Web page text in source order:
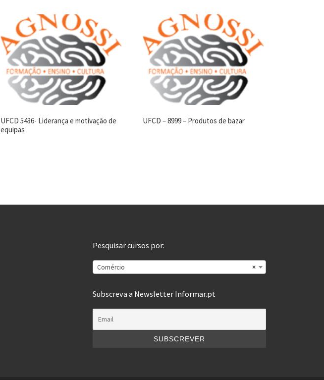
UFCD 5436- Liderança e motivação de
equipas
UFCD – 8999 – Produtos de bazar
Pesquisar cursos por:
×
Comércio
Subscreva a Newsletter Informar.pt